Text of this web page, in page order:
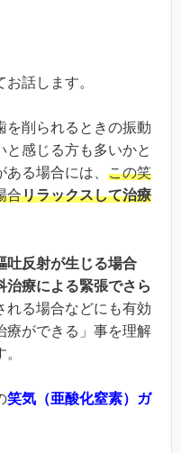
お話します。
を削られるときの振動
感じる方も多いかと
る場合には、 この笑
合リラックスして治療
吐反射が生じる場合
治療による緊張でさら
れる場合などにも有効
療ができる」事を理解
笑気（亜酸化窒素）ガ